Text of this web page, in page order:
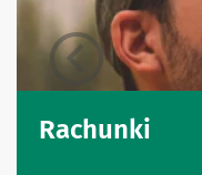
Rachunki